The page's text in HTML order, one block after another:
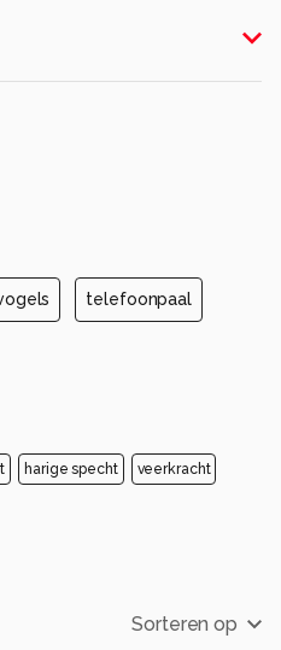
telefoonpaal
harige specht veerkracht
Sorteren op